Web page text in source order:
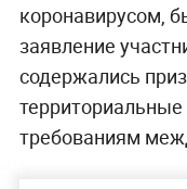
коронавирусом,
заявление
содержались
требованиям